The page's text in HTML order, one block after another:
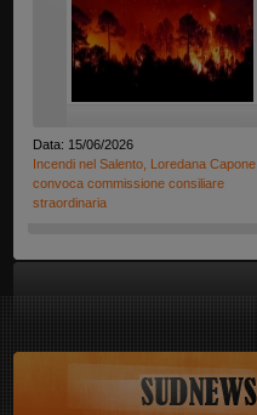
Data: 15/06/2026
Incendi nel Salento, Loredana Capone
convoca commissione consiliare
straordinaria